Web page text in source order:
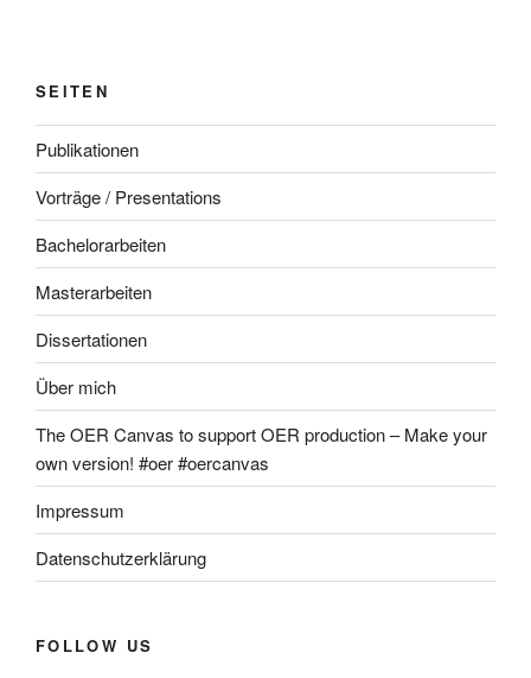
SEITEN
Publikationen
Vorträge / Presentations
Bachelorarbeiten
Masterarbeiten
Dissertationen
Über mich
The OER Canvas to support OER production – Make your
own version! #oer #oercanvas
Impressum
Datenschutzerklärung
FOLLOW US